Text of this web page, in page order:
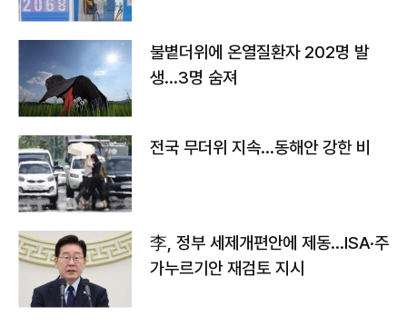
불볕더위에 온열질환자 202명 발
생…3명 숨져
전국 무더위 지속…동해안 강한 비
李, 정부 세제개편안에 제동…ISA·주
가누르기안 재검토 지시